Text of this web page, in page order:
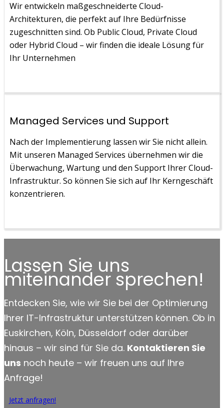
Wir entwickeln maßgeschneiderte Cloud-
Architekturen, die perfekt auf Ihre Bedürfnisse
zugeschnitten sind. Ob Public Cloud, Private Cloud
oder Hybrid Cloud – wir finden die ideale Lösung für
Ihr Unternehmen
Managed Services und Support
Nach der Implementierung lassen wir Sie nicht allein.
Mit unseren Managed Services übernehmen wir die
Überwachung, Wartung und den Support Ihrer Cloud-
Infrastruktur. So können Sie sich auf Ihr Kerngeschäft
konzentrieren.
Lassen Sie uns
miteinander sprechen!
Entdecken Sie, wie wir Sie bei der Optimierung
Ihrer IT-Infrastruktur unterstützen können. Ob in
Euskirchen, Köln, Düsseldorf oder darüber
hinaus – wir sind für Sie da. Kontaktieren Sie
uns noch heute – wir freuen uns auf Ihre
Anfrage!
Jetzt anfragen!